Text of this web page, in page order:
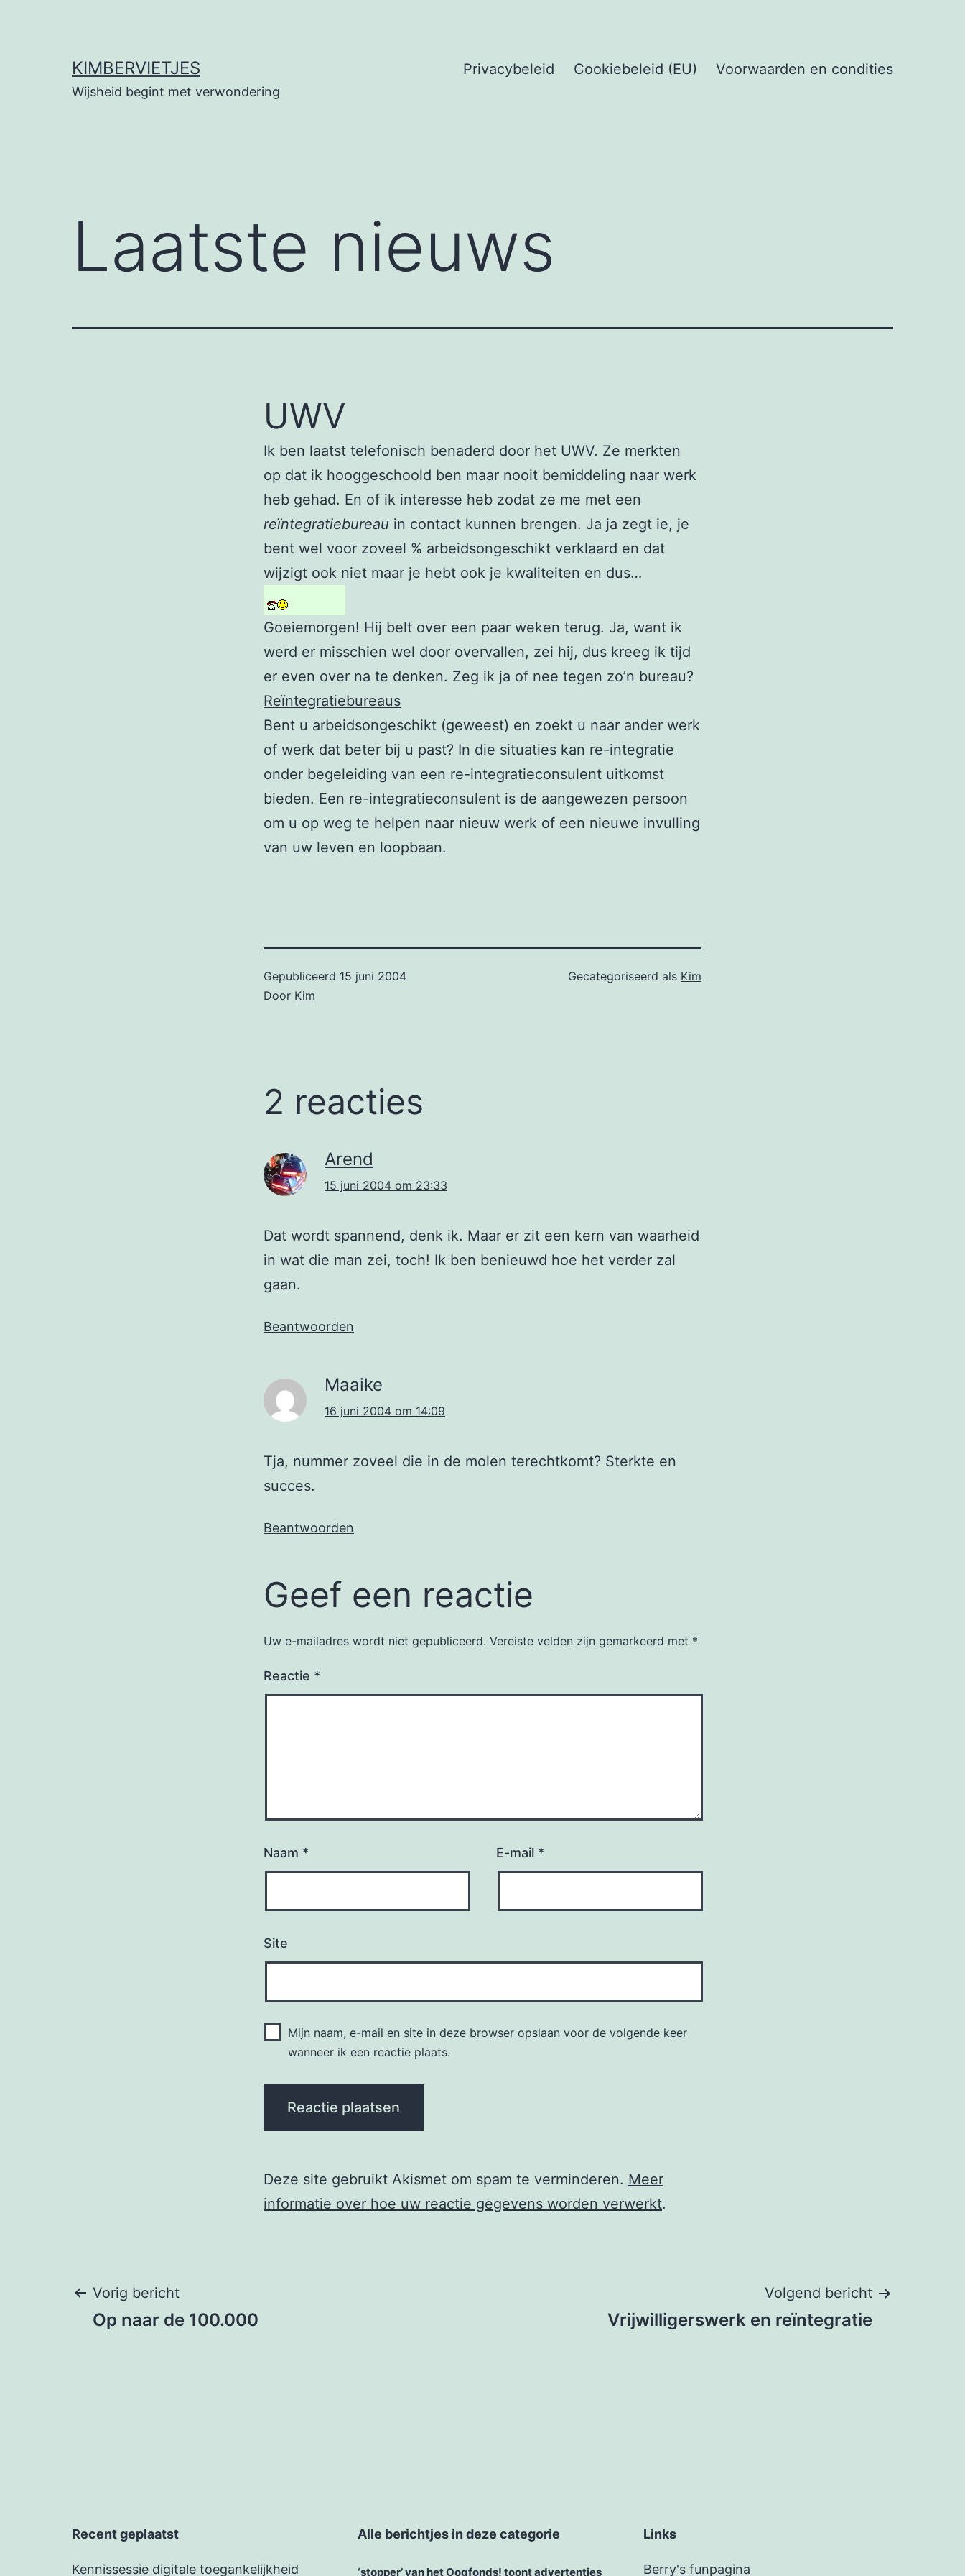
KIMBERVIETJES
Wijsheid begint met verwondering
Privacybeleid Cookiebeleid (EU) Voorwaarden en condities
Laatste nieuws
UWV
Ik ben laatst telefonisch benaderd door het UWV. Ze merkten
op dat ik hooggeschoold ben maar nooit bemiddeling naar werk
heb gehad. En of ik interesse heb zodat ze me met een
reïntegratiebureau in contact kunnen brengen. Ja ja zegt ie, je
bent wel voor zoveel % arbeidsongeschikt verklaard en dat
wijzigt ook niet maar je hebt ook je kwaliteiten en dus…
Goeiemorgen! Hij belt over een paar weken terug. Ja, want ik
werd er misschien wel door overvallen, zei hij, dus kreeg ik tijd
er even over na te denken. Zeg ik ja of nee tegen zo’n bureau?
Reïntegratiebureaus
Bent u arbeidsongeschikt (geweest) en zoekt u naar ander werk
of werk dat beter bij u past? In die situaties kan re-integratie
onder begeleiding van een re-integratieconsulent uitkomst
bieden. Een re-integratieconsulent is de aangewezen persoon
om u op weg te helpen naar nieuw werk of een nieuwe invulling
van uw leven en loopbaan.
Gepubliceerd 15 juni 2004
Door Kim
Gecategoriseerd als Kim
2 reacties
Arend
15 juni 2004 om 23:33
Dat wordt spannend, denk ik. Maar er zit een kern van waarheid
in wat die man zei, toch! Ik ben benieuwd hoe het verder zal
gaan.
Beantwoorden
Maaike
16 juni 2004 om 14:09
Tja, nummer zoveel die in de molen terechtkomt? Sterkte en
succes.
Beantwoorden
Geef een reactie
Uw e-mailadres wordt niet gepubliceerd. Vereiste velden zijn gemarkeerd met *
Reactie *
Naam * E-mail *
Site
Mijn naam, e-mail en site in deze browser opslaan voor de volgende keer
wanneer ik een reactie plaats.
Deze site gebruikt Akismet om spam te verminderen. Meer
informatie over hoe uw reactie gegevens worden verwerkt.
Berichtnavigatie
Vorig bericht
Op naar de 100.000
Volgend bericht
Vrijwilligerswerk en reïntegratie
Recent geplaatst
Kennissessie digitale toegankelijkheid
Alle berichtjes in deze categorie
‘stopper’ van het Oogfonds! toont advertenties
Links
Berry's funpagina